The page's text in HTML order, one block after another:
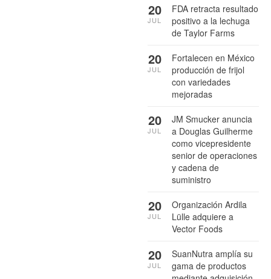
FDA retracta resultado
positivo a la lechuga
de Taylor Farms
20
JUL
Fortalecen en México
producción de frijol
con variedades
mejoradas
20
JUL
JM Smucker anuncia
a Douglas Guilherme
como vicepresidente
senior de operaciones
y cadena de
suministro
20
JUL
Organización Ardila
Lülle adquiere a
Vector Foods
20
JUL
SuanNutra amplía su
gama de productos
20
JUL